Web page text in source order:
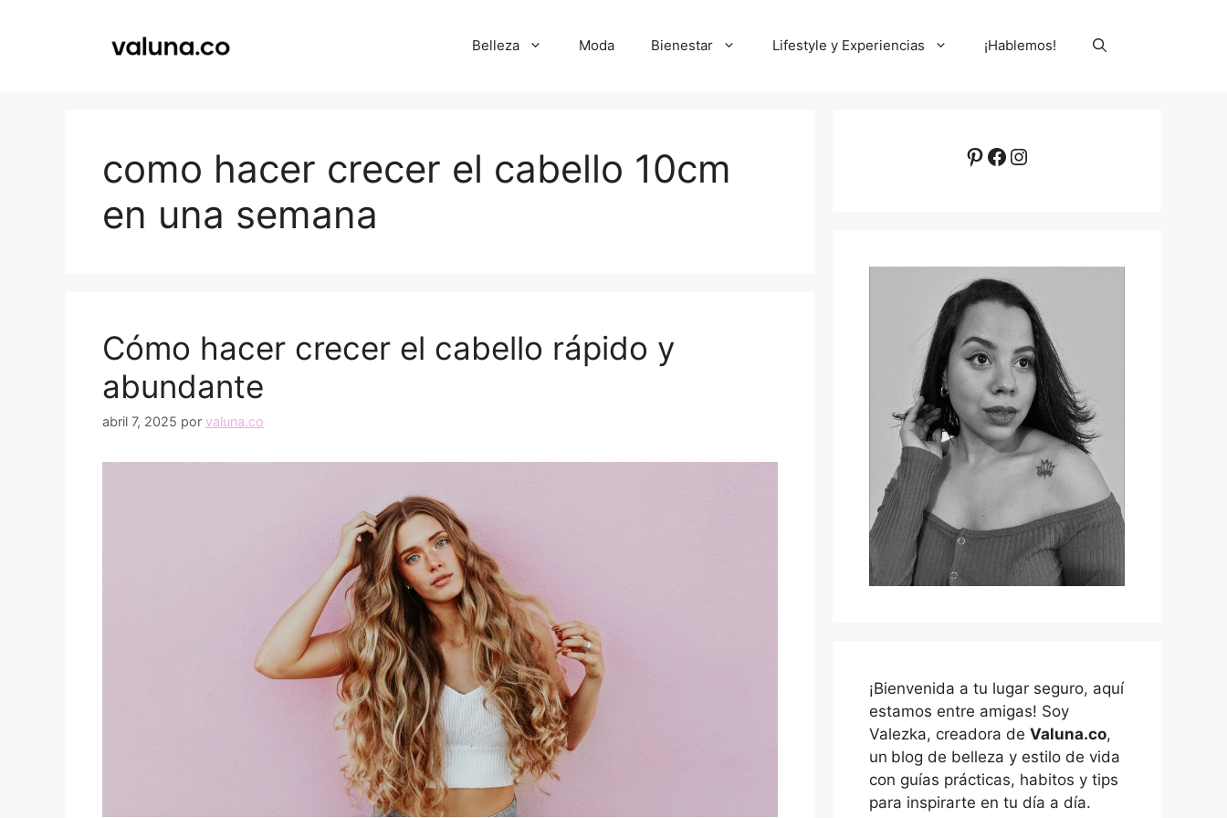
Belleza Moda Bienestar Lifestyle y Experiencias ¡Hablemos!
como hacer crecer el cabello 10cm
en una semana
Cómo hacer crecer el cabello rápido y
abundante
abril 7, 2025 por valuna.co
Pinterest
Facebook
Instagram
¡Bienvenida a tu lugar seguro, aquí
estamos entre amigas! Soy
Valezka, creadora de Valuna.co,
un blog de belleza y estilo de vida
con guías prácticas, habitos y tips
para inspirarte en tu día a día.